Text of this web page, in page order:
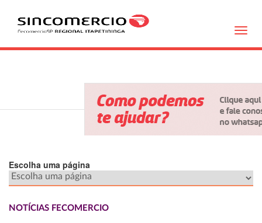
Escolha uma página
NOTÍCIAS FECOMERCIO